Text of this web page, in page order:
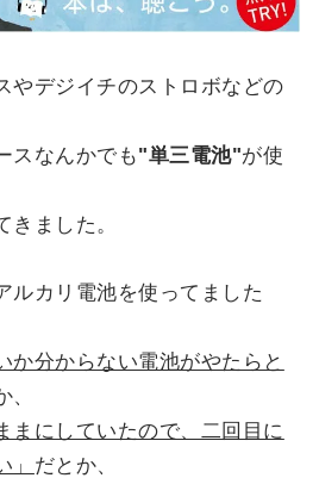
やデジイチのストロボなどの
スなんかでも"単三電池"が使
きました。
ルカリ電池を使ってました
か分からない電池がやたらと
、
まにしていたので、二回目に
だとか、